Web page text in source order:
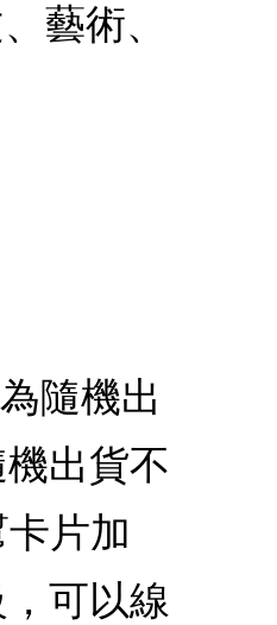
藝術、
隨機出
出貨不
片加
可以線